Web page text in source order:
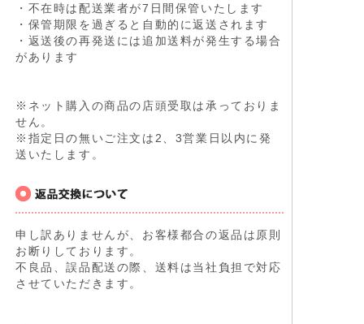
・不在時は配送業者が7日間保管いたします
・保管期限を過ぎると自動的に返送されます
・返送後の再発送には追加送料が発生する場合
があります
※ネット購入の商品の店頭受取は承っておりま
せん。
※指定日の無いご注文は2、3営業日以内に発
送いたします。
申し訳ありませんが、お客様都合の返品は原則
お断りしております。
不良品、誤品配送の際、送料は当社負担で対応
させていただきます。